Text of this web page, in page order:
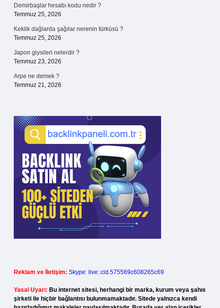
Demirbaşlar hesabı kodu nedir ?
Temmuz 25, 2026
Keklik dağlarda şağılar nerenin türküsü ?
Temmuz 25, 2026
Japon giysileri nelerdir ?
Temmuz 23, 2026
Arpe ne demek ?
Temmuz 21, 2026
Reklam ve İletişim: Skype: live:.cid.575569c608265c69
Yasal Uyarı: Bu internet sitesi, herhangi bir marka, kurum veya şahıs
şirketi ile hiçbir bağlantısı bulunmamaktadır. Sitede yalnızca kendi